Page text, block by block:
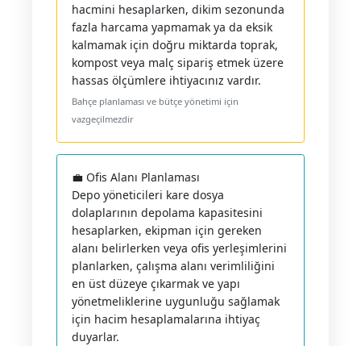
hacmini hesaplarken, dikim sezonunda
fazla harcama yapmamak ya da eksik
kalmamak için doğru miktarda toprak,
kompost veya malç sipariş etmek üzere
hassas ölçümlere ihtiyacınız vardır.
Bahçe planlaması ve bütçe yönetimi için
vazgeçilmezdir
💼 Ofis Alanı Planlaması
Depo yöneticileri kare dosya
dolaplarının depolama kapasitesini
hesaplarken, ekipman için gereken
alanı belirlerken veya ofis yerleşimlerini
planlarken, çalışma alanı verimliliğini
en üst düzeye çıkarmak ve yapı
yönetmeliklerine uygunluğu sağlamak
için hacim hesaplamalarına ihtiyaç
duyarlar.